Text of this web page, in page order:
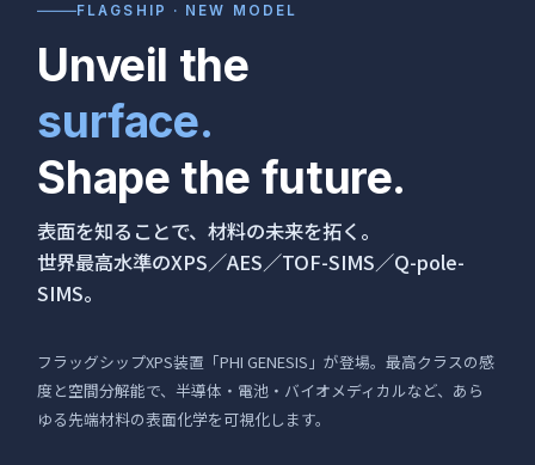
FLAGSHIP · NEW MODEL
Unveil the
surface.
Shape the future.
表面を知ることで、材料の未来を拓く。
世界最高水準のXPS／AES／TOF-SIMS／Q-pole-
SIMS。
フラッグシップXPS装置「PHI GENESIS」が登場。最高クラスの感
度と空間分解能で、半導体・電池・バイオメディカルなど、あら
ゆる先端材料の表面化学を可視化します。